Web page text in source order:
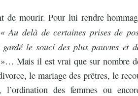
de mourir. Pour lui rendre
« Au delà de certaines prises de
le souci des plus pauvres et
Mais il est vrai que sur nombre
le mariage des prêtres, le
des femmes ou